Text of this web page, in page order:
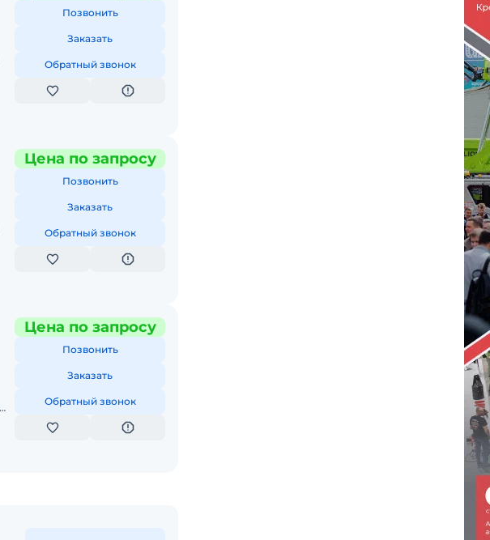
Позвонить
Заказать
Обратный звонок
Цена по запросу
Позвонить
Заказать
Обратный звонок
Цена по запросу
Позвонить
Заказать
Обратный звонок